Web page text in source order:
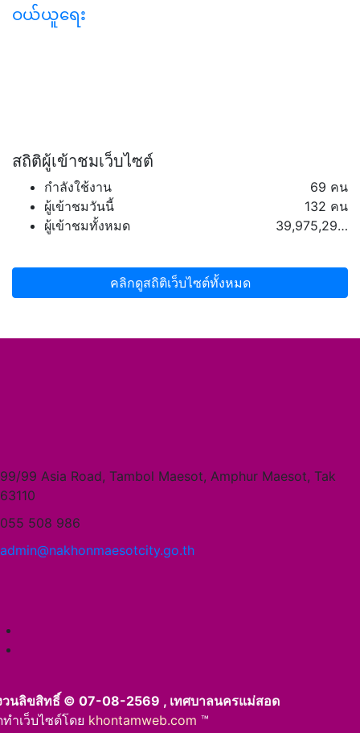
ဝယ်ယူရေး
สถิติผู้เข้าชมเว็บไซต์
กำลังใช้งาน
69 คน
ผู้เข้าชมวันนี้
132 คน
ผู้เข้าชมทั้งหมด
39,975,293 คน
คลิกดูสถิติเว็บไซต์ทั้งหมด
99/99 Asia Road, Tambol Maesot, Amphur Maesot, Tak
63110
055 508 986
admin@nakhonmaesotcity.go.th
วนลิขสิทธิ์ © 07-08-2569 , เทศบาลนครแม่สอด
ำเว็บไซต์โดย khontamweb.com ™